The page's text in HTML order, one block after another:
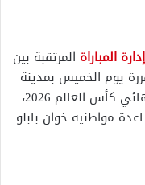
إدارة المباراة المرتقبة بين
يوم الخميس بمدينة
بوسطن الأمريكية ضمن منافسات ربع نهائي كأس العالم 2026،
مواطنيه خوان بابلو